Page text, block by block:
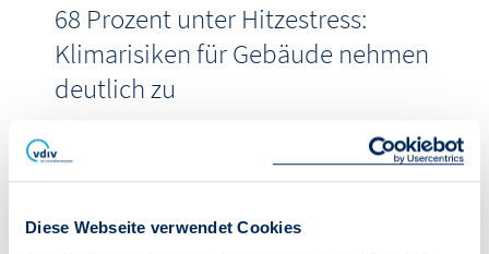
Diese Webseite verwendet Cookies
68 Prozent unter Hitzestress:
Klimarisiken für Gebäude nehmen
deutlich zu
Gebäudebestand zu immer größeren
Risikofaktoren. Einer aktuellen Studie von Wüest
weiterlesen